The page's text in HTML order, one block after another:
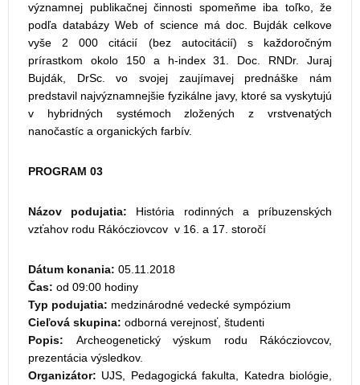
významnej publikačnej činnosti spomeňme iba toľko, že
podľa databázy Web of science má doc. Bujdák celkove
vyše 2 000 citácií (bez autocitácií) s každoročným
prírastkom okolo 150 a h-index 31. Doc. RNDr. Juraj
Bujdák, DrSc. vo svojej zaujímavej prednáške nám
predstavil najvýznamnejšie fyzikálne javy, ktoré sa vyskytujú
v hybridných systémoch zložených z vrstvenatých
nanočastíc a organických farbív.
PROGRAM 03
Názov podujatia: História rodinných a príbuzenských
vzťahov rodu Rákócziovcov v 16. a 17. storočí
Dátum konania: 05.11.2018
Čas: od 09:00 hodiny
Typ podujatia: medzinárodné vedecké sympózium
Cieľová skupina: odborná verejnosť, študenti
Popis: Archeogenetický výskum rodu Rákócziovcov,
prezentácia výsledkov.
Organizátor: UJS, Pedagogická fakulta, Katedra biológie,